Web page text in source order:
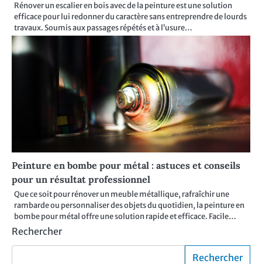
Rénover un escalier en bois avec de la peinture est une solution
efficace pour lui redonner du caractère sans entreprendre de lourds
travaux. Soumis aux passages répétés et à l’usure…
Peinture en bombe pour métal : astuces et conseils
pour un résultat professionnel
Que ce soit pour rénover un meuble métallique, rafraîchir une
rambarde ou personnaliser des objets du quotidien, la peinture en
bombe pour métal offre une solution rapide et efficace. Facile…
Rechercher
Rechercher